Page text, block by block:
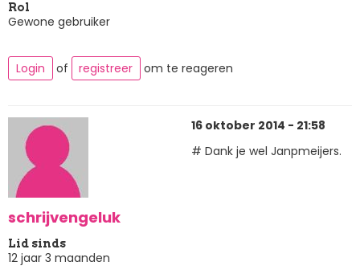
Rol
Gewone gebruiker
Login of registreer om te reageren
schrijvengeluk
Lid sinds
12 jaar 3 maanden
16 oktober 2014 - 21:58
# Dank je wel Janpmeijers.